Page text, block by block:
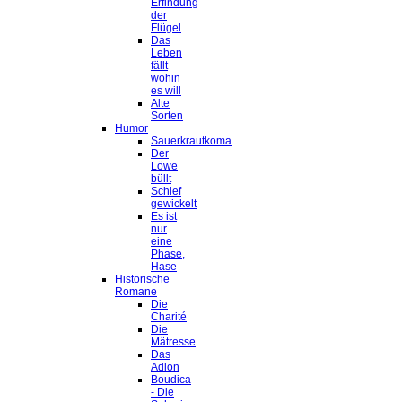
Erfindung
der
Flügel
Das
Leben
fällt
wohin
es will
Alte
Sorten
Humor
Sauerkrautkoma
Der
Löwe
büllt
Schief
gewickelt
Es ist
nur
eine
Phase,
Hase
Historische
Romane
Die
Charité
Die
Mätresse
Das
Adlon
Boudica
- Die